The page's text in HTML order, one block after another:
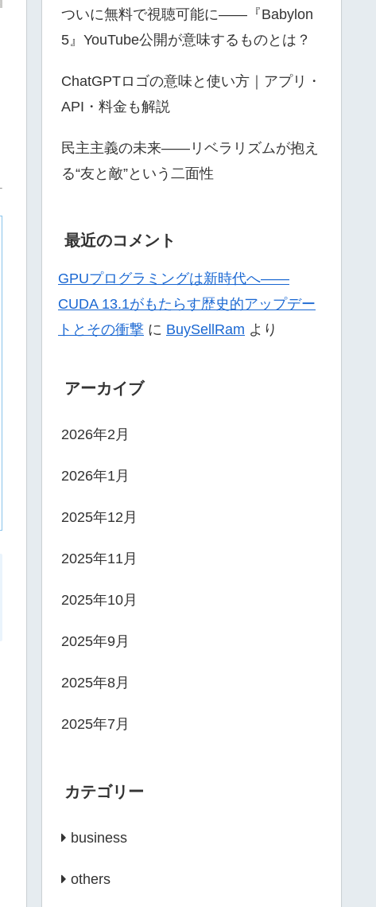
ついに無料で視聴可能に――『Babylon
5』YouTube公開が意味するものとは？
ChatGPTロゴの意味と使い方｜アプリ・
API・料金も解説
民主主義の未来――リベラリズムが抱え
る“友と敵”という二面性
最近のコメント
GPUプログラミングは新時代へ——
CUDA 13.1がもたらす歴史的アップデー
トとその衝撃 に BuySellRam より
アーカイブ
2026年2月
2026年1月
2025年12月
2025年11月
2025年10月
2025年9月
2025年8月
2025年7月
カテゴリー
business
others